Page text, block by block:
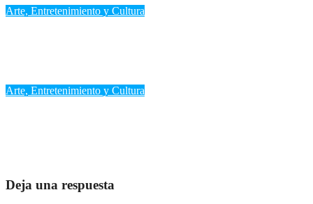
Arte, Entretenimiento y Cultura
Arte, Entretenimiento y Cultura
Deja una respuesta